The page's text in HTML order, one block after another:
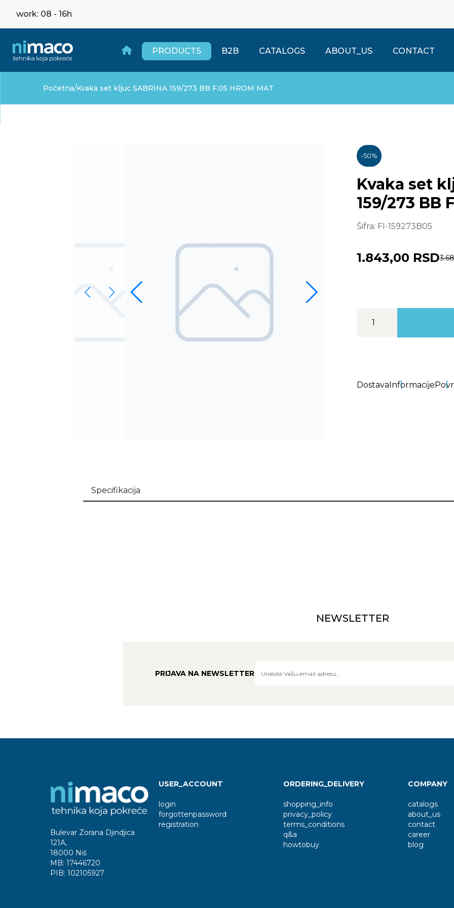
work: 08 - 16h
PRODUCTS B2B CATALOGS ABOUT_US CONTACT
Početna/Kvaka set kljuc SABRINA 159/273 BB F.05 HROM MAT
-50%
Kvaka set
159/273 BB
Šifra: FI-159273B05
1.843,00 RSD
DostavaInformacije
Specifikacija
NEWSLETTER
PRIJAVA NA NEWSLETTER
Bulevar Zorana Djindjica
121A,
18000 Niš
MB:17446720
PIB:102105927
USER_ACCOUNT
login
forgottenpassword
registration
ORDERING_DELIVERY
shopping_info
privacy_policy
terms_conditions
q&a
howtobuy
COMPANY
catalogs
about_us
contact
career
blog